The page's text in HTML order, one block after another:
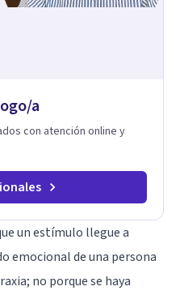
a
con atención online y
un estímulo llegue a
emocional de una persona
no porque se haya